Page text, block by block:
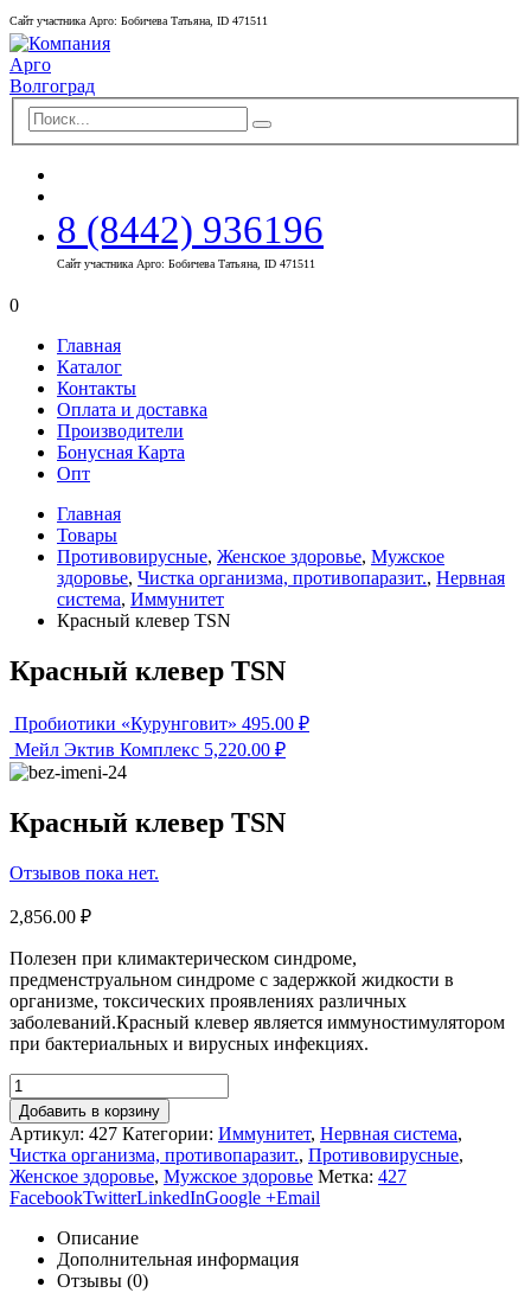
Сайт участника Арго: Бобичева Татьяна, ID 471511
8 (8442) 936196
Сайт участника Арго: Бобичева Татьяна, ID 471511
0
Главная
Каталог
Контакты
Оплата и доставка
Производители
Бонусная Карта
Опт
Главная
Товары
Противовирусные, Женское здоровье, Мужское
здоровье, Чистка организма, противопаразит., Нервная
система, Иммунитет
Красный клевер ТSN
Красный клевер ТSN
Пробиотики «Курунговит» 495.00 ₽
Мейл Эктив Комплекс 5,220.00 ₽
Красный клевер ТSN
Отзывов пока нет.
2,856.00 ₽
Полезен при климактерическом синдроме,
предменструальном синдроме с задержкой жидкости в
организме, токсических проявлениях различных
заболеваний.Красный клевер является иммуностимулятором
при бактериальных и вирусных инфекциях.
Добавить в корзину
Артикул: 427 Категории: Иммунитет, Нервная система,
Чистка организма, противопаразит., Противовирусные,
Женское здоровье, Мужское здоровье Метка: 427
FacebookTwitterLinkedInGoogle +Email
Описание
Дополнительная информация
Отзывы (0)